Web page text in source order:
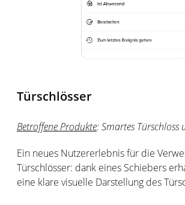
Türschlösser
Betroffene Produkte:Smartes Türschloss
Ein neues Nutzererlebnis für die
Türschlösser: dank eines Schiebers
eine klare visuelle Darstellung des